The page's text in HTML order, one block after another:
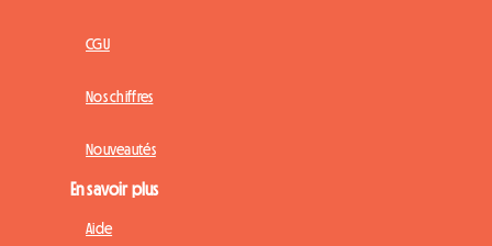
CGU
Nos chiffres
Nouveautés
En savoir plus
Aide